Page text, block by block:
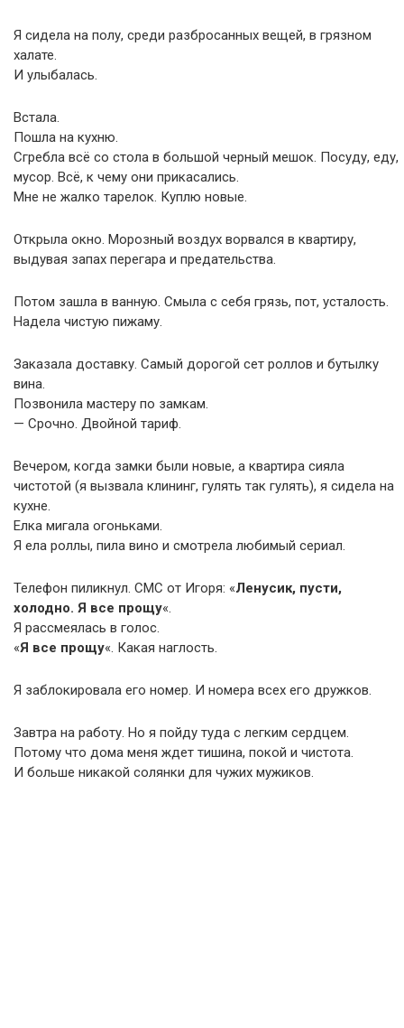
Я сидела на полу, среди разбросанных вещей, в грязном
халате.
И улыбалась.
Встала.
Пошла на кухню.
Сгребла всё со стола в большой черный мешок. Посуду, еду,
мусор. Всё, к чему они прикасались.
Мне не жалко тарелок. Куплю новые.
Открыла окно. Морозный воздух ворвался в квартиру,
выдувая запах перегара и предательства.
Потом зашла в ванную. Смыла с себя грязь, пот, усталость.
Надела чистую пижаму.
Заказала доставку. Самый дорогой сет роллов и бутылку
вина.
Позвонила мастеру по замкам.
— Срочно. Двойной тариф.
Вечером, когда замки были новые, а квартира сияла
чистотой (я вызвала клининг, гулять так гулять), я сидела на
кухне.
Елка мигала огоньками.
Я ела роллы, пила вино и смотрела любимый сериал.
Телефон пиликнул. СМС от Игоря: «Ленусик, пусти,
холодно. Я все прощу«.
Я рассмеялась в голос.
«Я все прощу«. Какая наглость.
Я заблокировала его номер. И номера всех его дружков.
Завтра на работу. Но я пойду туда с легким сердцем.
Потому что дома меня ждет тишина, покой и чистота.
И больше никакой солянки для чужих мужиков.